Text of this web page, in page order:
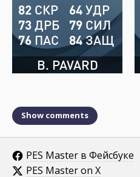
B. PAVARD
82 СКР
73ДРБ
76 ПАС
64УДР
79 СИЛ
84ЗАЩ
Show comments
PES Master в Фейсбуке
PES Master on X